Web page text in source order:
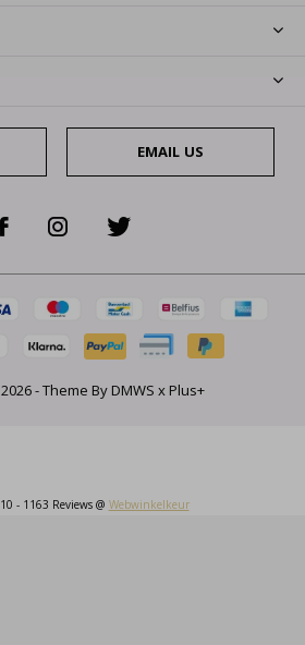
EMAIL US
2026- Theme ByDMWS x Plus+
10 - 1163 Reviews @ Webwinkelkeur